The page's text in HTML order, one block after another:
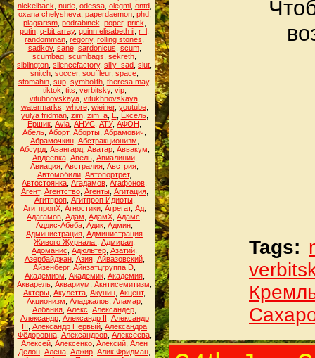
nickelback nude, odessa, olegmi, ontd,
oxana chelysheva, paperdaemon, phd,
plagiarism, podrabinek poper, prick
putin q-bit array, quinn elisabeth ii r_l
randomman regoriy, rolling stones
sadkov, sane, sardonicus scum,
scumbag scumbags sekreth
siblington silencefactory, silly_sad slut
snitch soccer, souffleur, space
stomahin, sup, symbolith, theresa may,
tiktok tits verbitsky, vip,
vituhnovskaya, vitukhnovskaya,
watermarks whore, wieiner, youtube,
yulya fridman, zim, zim_a, Ё, Ёксель,
Ёршик Аvla АНУС АТУ, АФОН
Абель Аборт, Аборты Абрамович
Абрамочкин, Абстракционизм
Абсурд, Авангард, Аватар, Аввакум
Авдеевка, Авель, Авиалинии,
Авиация Австралия Австрия
Автомобили Автопортрет,
Автостоянка Агадамов Агафонов
Агент, Агентство, Агенты, Агитация,
Агитпроп, Агитпроп Идиоты,
АгитпропХ, Агностики, Агрегат, Ад,
Адагамов Адам АдамХ Адамс
Аддис-Абеба Адик Админ
Администрация Администрация
Живого Журнала.
Адмирал
Адоманис Адюльтер Азатий
Азербайджан, Азия, Айвазовский,
Айзенберг, Айнзатцгруппа D
Академизм Академик, Академия,
Акварель Аквариум Акнтисемитизм
Актёры Акулетта Акунин Акцент,
Акционизм Аладжалов, Аламар,
Албания Алекс Александер
Александр, Александр II Александр
III Александр Первый Александра
Фёдоровна, Александров, Алексеева,
Алексей Алексенко Алексий Ален
Делон Алена Алжир Алик Фридман
Tags: